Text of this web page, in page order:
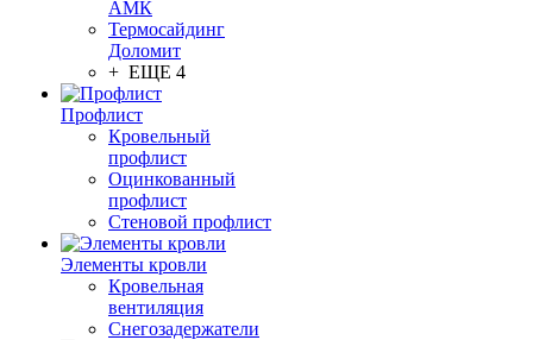
АМК
Термосайдинг
Доломит
+ ЕЩЕ 4
Профлист
Кровельный
профлист
Оцинкованный
профлист
Стеновой профлист
Элементы кровли
Кровельная
вентиляция
Снегозадержатели